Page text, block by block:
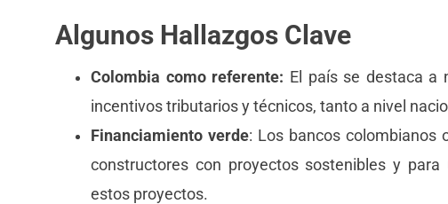
Algunos Hallazgos Clave
Colombia como referente: El país se destaca a
incentivos tributarios y técnicos, tanto a nivel
Financiamiento verde: Los bancos colombianos
constructores con proyectos sostenibles y
estos proyectos.